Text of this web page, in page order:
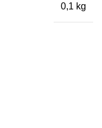
0,1 kg